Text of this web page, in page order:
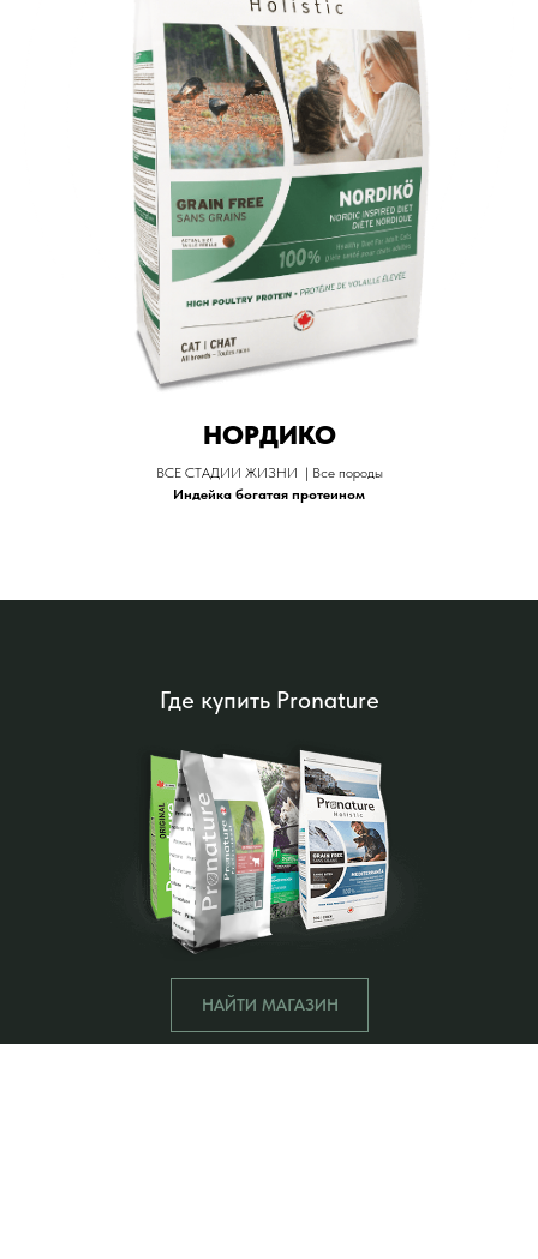
НОРДИКО
ВСЕ СТАДИИ ЖИЗНИ | Все породы
Индейка богатая протеином
Где купить Pronature
НАЙТИ МАГАЗИН